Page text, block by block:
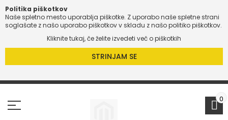
Politika piškotkov
Naše spletno mesto uporablja piškotke. Z uporabo naše spletne strani
soglašate z našo uporabo piškotkov v skladu z našo politiko piškotkov.
Kliknite tukaj, če želite izvedeti več o piškotkih
STRINJAM SE
Preskoči
0